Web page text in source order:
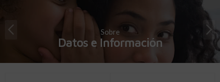
Sobre
Datos e Información